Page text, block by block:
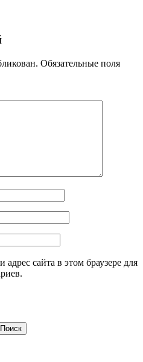
Обязательные поля
сайта в этом браузере для
Поиск